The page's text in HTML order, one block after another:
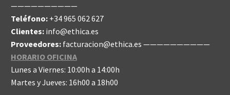
——————————
Teléfono: +34 965 062 627
Clientes: info@ethica.es
Proveedores: facturacion@ethica.es ——————————
HORARIO OFICINA
Lunes a Viernes: 10:00h a 14:00h
Martes y Jueves: 16h00 a 18h00